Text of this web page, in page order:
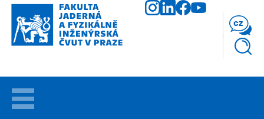
Přejít
hlavnímu
obsahu
VÍTEJTE
cz